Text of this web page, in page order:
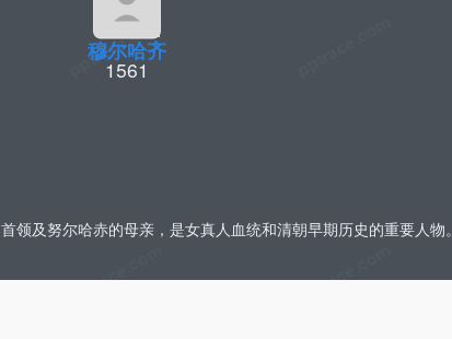
穆尔哈齐
1561
领及努尔哈赤的母亲，是女真人血统和清朝早期历史的重要人物。